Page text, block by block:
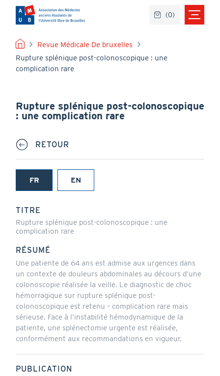
contenu
principal
FIL
D'ARIANE
Revue Médicale De bruxelles
Rupture splénique post-colonoscopique : une
complication rare
Rupture splénique post-colonoscopique
: une complication rare
RETOUR
FR
(onglet
EN
TITRE
Rupture splénique post-colonoscopique : une
complication rare
RÉSUMÉ
Une patiente de 64 ans est admise aux urgences dans
un contexte de douleurs abdominales au décours d’une
colonoscopie réalisée la veille. Le diagnostic de choc
hémorragique sur rupture splénique post-
colonoscopique est retenu – complication rare mais
sérieuse. Face à l’instabilité hémodynamique de la
patiente, une splénectomie urgente est réalisée,
conformément aux recommandations en vigueur.
PUBLICATION
(0)